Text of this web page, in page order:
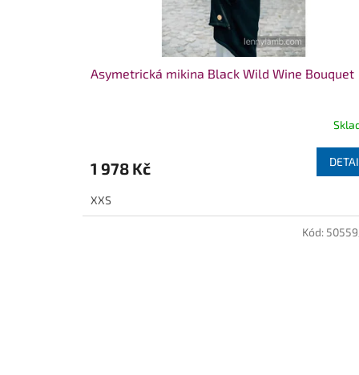
Asymetrická mikina Black Wild Wine Bouquet
je
z
5
1 978 Kč
XXS
Kód: